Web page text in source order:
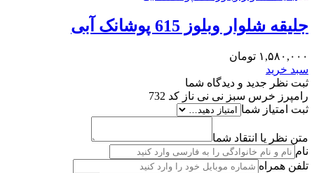
جلیقه شلوار وبلوز 615 پوشانک آبی
۱,۵۸۰,۰۰۰ تومان
سبد خرید
ثبت نظر جدید و دیدگاه شما
رامپرز خرس سبز نی نی ناز کد 732
ثبت امتیاز شما
متن نظر یا انتقاد شما
نام
تلفن همراه